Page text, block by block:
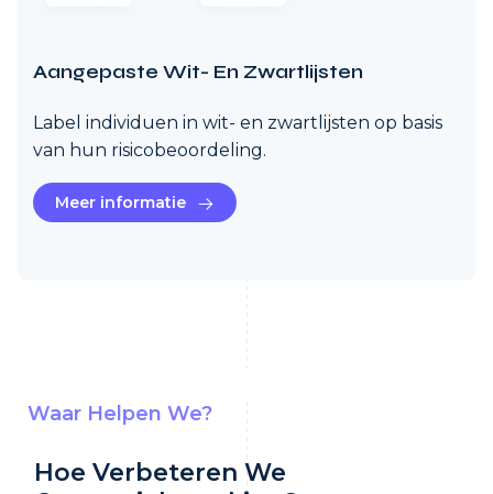
Aangepaste Wit- En Zwartlijsten
Label individuen in wit- en zwartlijsten op basis
van hun risicobeoordeling.
Meer informatie
Waar Helpen We?
Hoe Verbeteren We